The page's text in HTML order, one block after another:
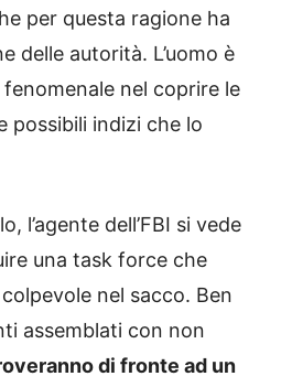
per questa ragione ha
delle autorità. L’uomo è
nel coprire le
possibili indizi che lo
l’agente dell’FBI si vede
una task force che
nel sacco. Ben
assemblati con non
di fronte ad un